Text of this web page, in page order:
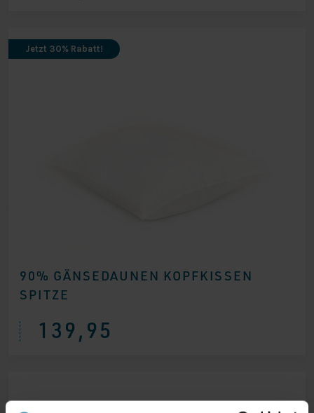
90% GÄNSEDAUNEN KOPFKISSEN
SPITZE
Jetzt 30% Rabatt!
139,95